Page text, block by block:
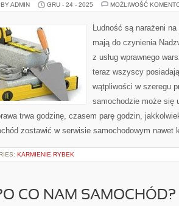
ADMIN GRU - 24 - 2025 MOŻLIWOŚĆ
Ludność są narażeni
mają do czynienia
z usług wprawnego
teraz wszyscy
wątpliwości w szeregu
samochodzie może się
trwa godzinę, czasem parę godzin,
zostawić w serwisie samochodowym
KARMIENIE RYBEK
CO NAM SAMOCHÓD?